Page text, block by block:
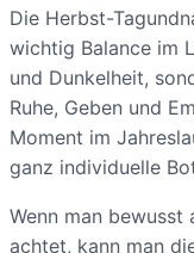
Die Herbst-
wichtig Balance im
und Dunkelheit,
Ruhe, Geben und
Moment im
ganz individuelle
Wenn man bewusst
achtet, kann man